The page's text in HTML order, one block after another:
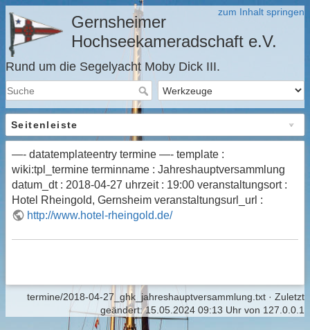
zum Inhalt springen
Gernsheimer
Hochseekameradschaft e.V.
Rund um die Segelyacht Moby Dick III.
Seitenleiste
—- datatemplateentry termine —- template :
wiki:tpl_termine terminname : Jahreshauptversammlung
datum_dt : 2018-04-27 uhrzeit : 19:00 veranstaltungsort :
Hotel Rheingold, Gernsheim veranstaltungsurl_url :
http://www.hotel-rheingold.de/
termine/2018-04-27_ghk_jahreshauptversammlung.txt · Zuletzt
geändert:15.05.2024 09:13 Uhr von 127.0.0.1